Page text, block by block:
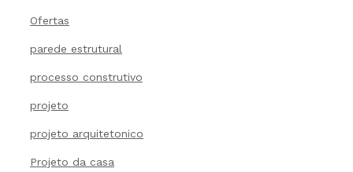
Ofertas
parede estrutural
processo construtivo
projeto
projeto arquitetonico
Projeto da casa